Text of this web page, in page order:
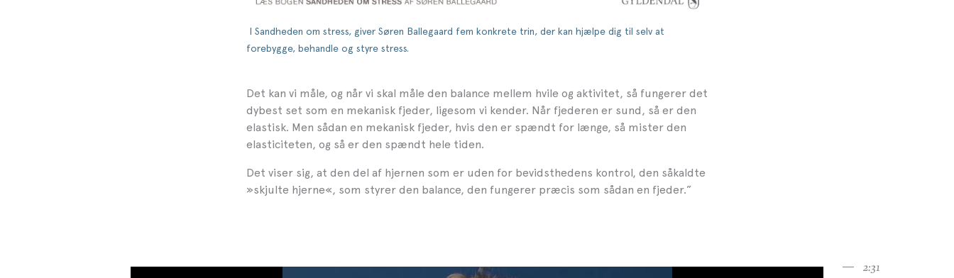
I Sandheden om stress, giver Søren Ballegaard fem konkrete trin, der kan hjælpe dig til selv at
forebygge, behandle og styre stress.
Det kan vi måle, og når vi skal måle den balance mellem hvile og aktivitet, så fungerer det
dybest set som en mekanisk fjeder, ligesom vi kender. Når fjederen er sund, så er den
elastisk. Men sådan en mekanisk fjeder, hvis den er spændt for længe, så mister den
elasticiteten, og så er den spændt hele tiden.
Det viser sig, at den del af hjernen som er uden for bevidsthedens kontrol, den såkaldte
»skjulte hjerne«, som styrer den balance, den fungerer præcis som sådan en fjeder.”
2:31